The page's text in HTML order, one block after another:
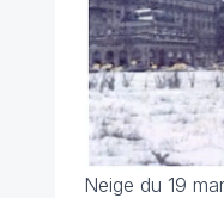
Neige du 19